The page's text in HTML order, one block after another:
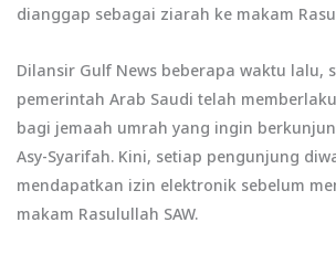
dianggap sebagai ziarah ke makam
Dilansir Gulf News beberapa waktu lalu,
pemerintah Arab Saudi telah
bagi jemaah umrah yang ingin
Asy-Syarifah. Kini, setiap pengunjung
mendapatkan izin elektronik sebelum
makam Rasulullah SAW.